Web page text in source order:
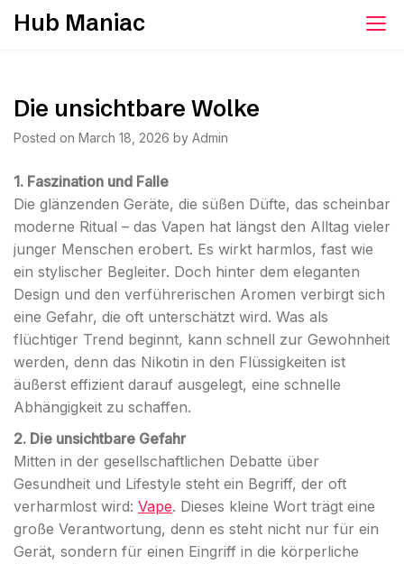
SkipHub Maniac
Die unsichtbare Wolke
Posted on March 18, 2026 by Admin
1. Faszination und Falle
Die glänzenden Geräte, die süßen Düfte, das scheinbar
moderne Ritual – das Vapen hat längst den Alltag vieler
junger Menschen erobert. Es wirkt harmlos, fast wie
ein stylischer Begleiter. Doch hinter dem eleganten
Design und den verführerischen Aromen verbirgt sich
eine Gefahr, die oft unterschätzt wird. Was als
flüchtiger Trend beginnt, kann schnell zur Gewohnheit
werden, denn das Nikotin in den Flüssigkeiten ist
äußerst effizient darauf ausgelegt, eine schnelle
Abhängigkeit zu schaffen.
2. Die unsichtbare Gefahr
Mitten in der gesellschaftlichen Debatte über
Gesundheit und Lifestyle steht ein Begriff, der oft
verharmlost wird: Vape. Dieses kleine Wort trägt eine
große Verantwortung, denn es steht nicht nur für ein
Gerät, sondern für einen Eingriff in die körperliche